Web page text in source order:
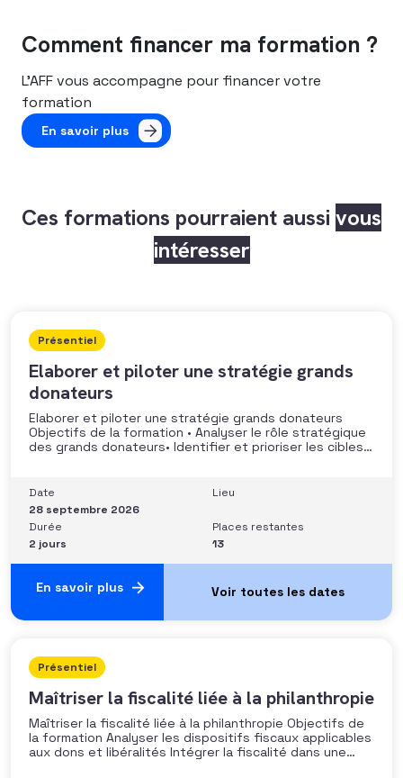
Comment financer ma formation ?
L’AFF vous accompagne pour financer votre
formation
En savoir plus
Ces formations pourraient aussi vous
intéresser
Présentiel
Elaborer et piloter une stratégie grands
donateurs
Elaborer et piloter une stratégie grands donateurs
Objectifs de la formation • Analyser le rôle stratégique
des grands donateurs• Identifier et prioriser les cibles à
parties prenantes• Construire un argumentaire
personnalisé et piloter le parcours
Date
28 septembre 2026
Lieu
Durée
2 jours
Places restantes
13
En savoir plus
Présentiel
Maîtriser la fiscalité liée à la philanthropie
Maîtriser la fiscalité liée à la philanthropie Objectifs de
la formation Analyser les dispositifs fiscaux applicables
aux dons et libéralités Intégrer la fiscalité dans une